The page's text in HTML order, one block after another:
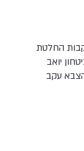
החלטת
יואב
עקב